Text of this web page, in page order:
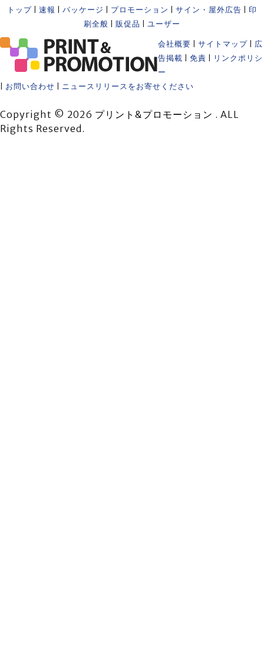
トップ 速報 パッケージ プロモーション サイン・屋外広告
印
刷全般
販促品 ユーザー
会社概要 サイトマップ
広
告掲載
免責
リンクポリシ
ー
お問い合わせ ニュースリリースをお寄せください
Copyright © 2026 プリント&プロモーション . ALL
Rights Reserved.